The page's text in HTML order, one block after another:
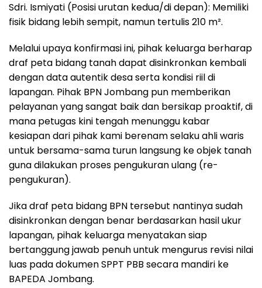
Sdri. Ismiyati (Posisi urutan kedua/di depan): Memiliki
fisik bidang lebih sempit, namun tertulis 210 m².
Melalui upaya konfirmasi ini, pihak keluarga berharap
draf peta bidang tanah dapat disinkronkan kembali
dengan data autentik desa serta kondisi riil di
lapangan. Pihak BPN Jombang pun memberikan
pelayanan yang sangat baik dan bersikap proaktif, di
mana petugas kini tengah menunggu kabar
kesiapan dari pihak kami berenam selaku ahli waris
untuk bersama-sama turun langsung ke objek tanah
guna dilakukan proses pengukuran ulang (re-
pengukuran).
Jika draf peta bidang BPN tersebut nantinya sudah
disinkronkan dengan benar berdasarkan hasil ukur
lapangan, pihak keluarga menyatakan siap
bertanggung jawab penuh untuk mengurus revisi nilai
luas pada dokumen SPPT PBB secara mandiri ke
BAPEDA Jombang.